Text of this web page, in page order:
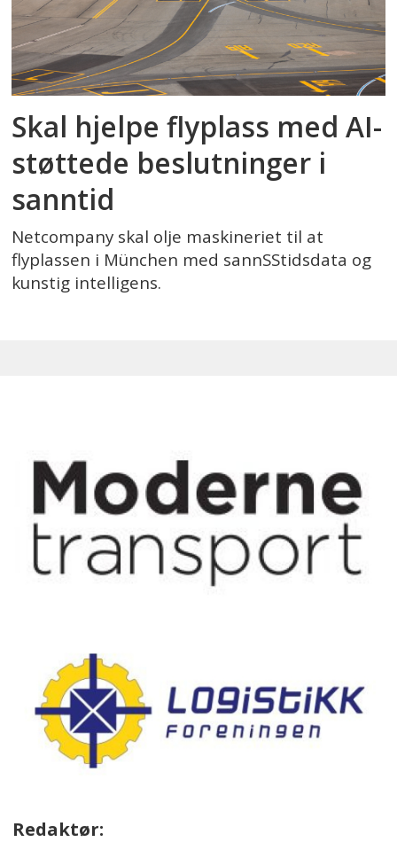
Skal hjelpe flyplass med AI-
støttede beslutninger i
sanntid
Netcompany skal olje maskineriet til at
flyplassen i München med sannSStidsdata og
kunstig intelligens.
Redaktør: